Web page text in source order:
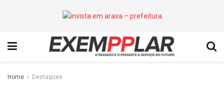
Home Destaques